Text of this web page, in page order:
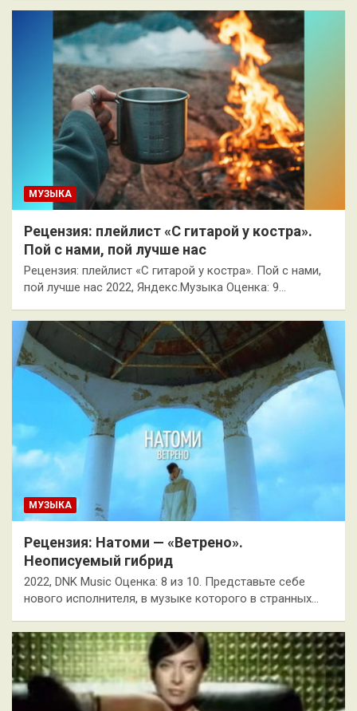
МУЗЫКА
Рецензия: плейлист «С гитарой у костра».
Пой с нами, пой лучше нас
Рецензия: плейлист «С гитарой у костра». Пой с нами,
пой лучше нас 2022, Яндекс.Музыка Оценка: 9…
МУЗЫКА
Рецензия: Натоми — «Ветрено».
Неописуемый гибрид
2022, DNK Music Оценка: 8 из 10. Представьте себе
нового исполнителя, в музыке которого в странных…